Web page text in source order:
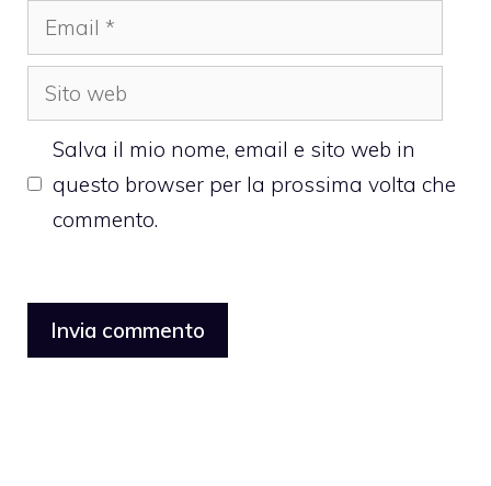
Email
Sito
web
Salva il mio nome, email e sito web in
questo browser per la prossima volta che
commento.